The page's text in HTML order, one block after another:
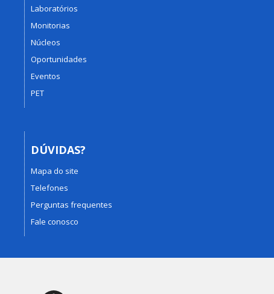
Laboratórios
Monitorias
Núcleos
Oportunidades
Eventos
PET
DÚVIDAS?
Mapa do site
Telefones
Perguntas frequentes
Fale conosco